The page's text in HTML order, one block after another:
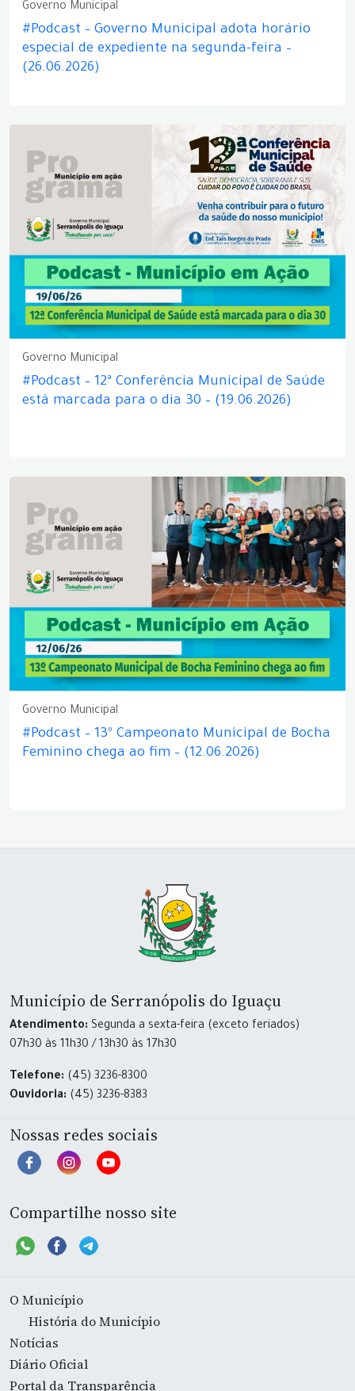
Governo Municipal
#Podcast – Governo Municipal adota horário
especial de expediente na segunda-feira –
(26.06.2026)
Governo Municipal
#Podcast – 12ª Conferência Municipal de Saúde
está marcada para o dia 30 – (19.06.2026)
Governo Municipal
#Podcast – 13º Campeonato Municipal de Bocha
Feminino chega ao fim – (12.06.2026)
Município de Serranópolis do Iguaçu
Atendimento: Segunda a sexta-feira (exceto feriados)
07h30 às 11h30 / 13h30 às 17h30
Telefone: (45) 3236-8300
Ouvidoria: (45) 3236-8383
Nossas redes sociais
Compartilhe nosso site
O Município
História do Município
Notícias
Diário Oficial
Portal da Transparência